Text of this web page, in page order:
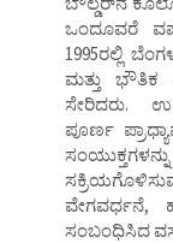
ಒಂದೂವರೆ
1995ರಲ್ಲಿ
ಮತ್ತು ಭೌತಿಕ
ಸೇರಿದರು.
ಪೂರ್ಣ
ವೇಗವರ್ಧನೆ,
ಸಂಬಂಧಿಸಿದ